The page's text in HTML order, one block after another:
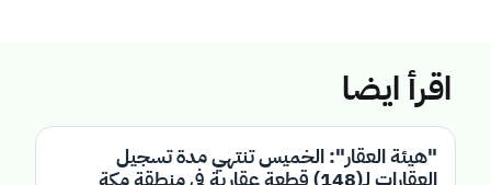
اقرأ ايضا
"هيئة العقار": الخميس تنتهي مدة تسجيل
العقارات لـ(148) قطعة عقارية في منطقة مكة